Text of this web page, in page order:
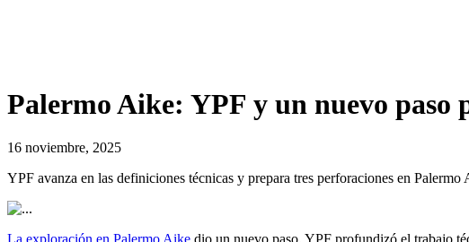
Palermo Aike: YPF y un nuevo paso
16 noviembre, 2025
YPF avanza en las definiciones técnicas y prepara tres perforaciones en